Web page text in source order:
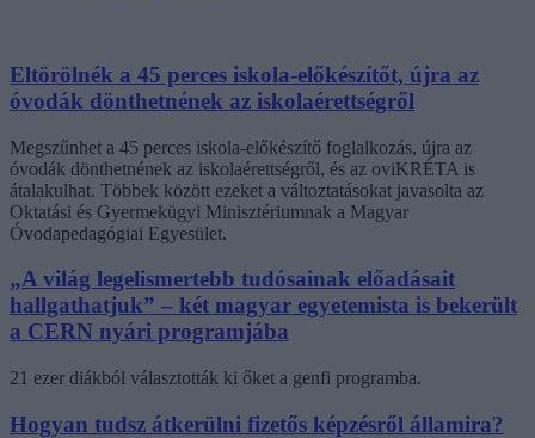
Eltörölnék a 45 perces iskola-előkészítőt, újra az
óvodák dönthetnének az iskolaérettségről
Megszűnhet a 45 perces iskola-előkészítő foglalkozás, újra az
óvodák dönthetnének az iskolaérettségről, és az oviKRÉTA is
átalakulhat. Többek között ezeket a változtatásokat javasolta az
Oktatási és Gyermekügyi Minisztériumnak a Magyar
Óvodapedagógiai Egyesület.
„A világ legelismertebb tudósainak előadásait
hallgathatjuk” – két magyar egyetemista is bekerült
a CERN nyári programjába
21 ezer diákból választották ki őket a genfi programba.
Hogyan tudsz átkerülni fizetős képzésről államira?